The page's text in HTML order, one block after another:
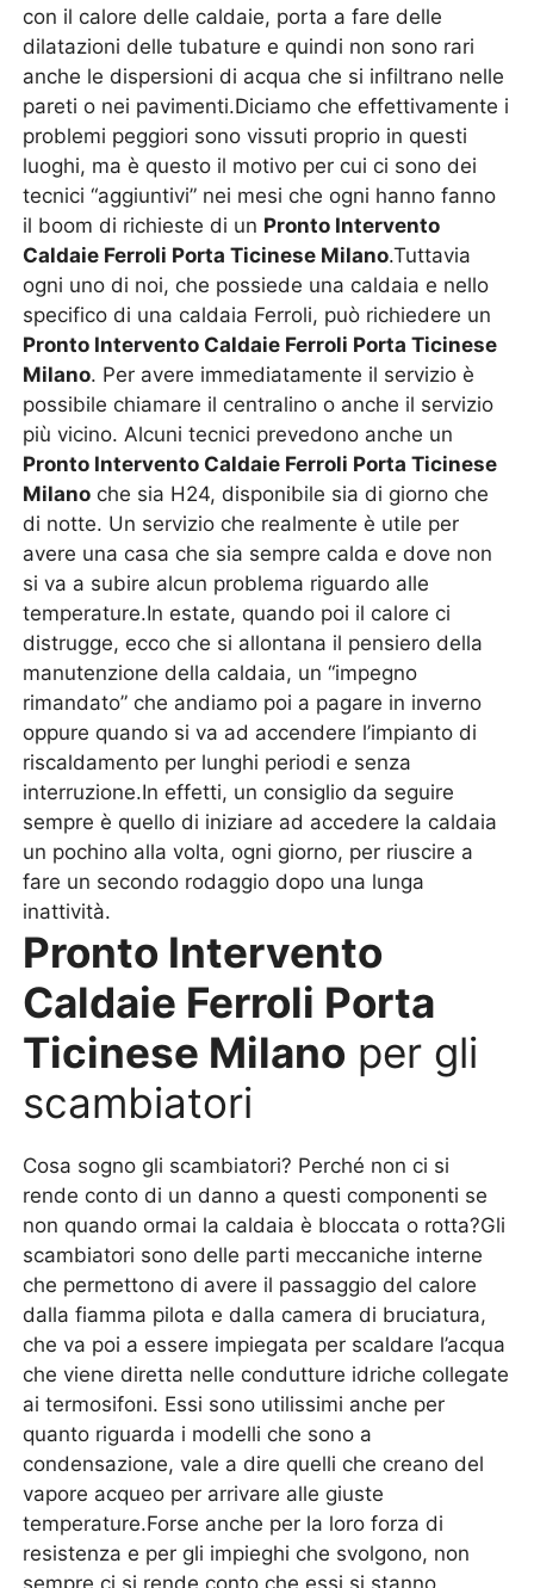
con il calore delle caldaie, porta a fare delle
dilatazioni delle tubature e quindi non sono rari
anche le dispersioni di acqua che si infiltrano nelle
pareti o nei pavimenti.Diciamo che effettivamente i
problemi peggiori sono vissuti proprio in questi
luoghi, ma è questo il motivo per cui ci sono dei
tecnici “aggiuntivi” nei mesi che ogni hanno fanno
il boom di richieste di un Pronto Intervento
Caldaie Ferroli Porta Ticinese Milano.Tuttavia
ogni uno di noi, che possiede una caldaia e nello
specifico di una caldaia Ferroli, può richiedere un
Pronto Intervento Caldaie Ferroli Porta Ticinese
Milano. Per avere immediatamente il servizio è
possibile chiamare il centralino o anche il servizio
più vicino. Alcuni tecnici prevedono anche un
Pronto Intervento Caldaie Ferroli Porta Ticinese
Milano che sia H24, disponibile sia di giorno che
di notte. Un servizio che realmente è utile per
avere una casa che sia sempre calda e dove non
si va a subire alcun problema riguardo alle
temperature.In estate, quando poi il calore ci
distrugge, ecco che si allontana il pensiero della
manutenzione della caldaia, un “impegno
rimandato” che andiamo poi a pagare in inverno
oppure quando si va ad accendere l’impianto di
riscaldamento per lunghi periodi e senza
interruzione.In effetti, un consiglio da seguire
sempre è quello di iniziare ad accedere la caldaia
un pochino alla volta, ogni giorno, per riuscire a
fare un secondo rodaggio dopo una lunga
inattività.
Pronto Intervento
Caldaie Ferroli Porta
Ticinese Milano per gli
scambiatori
Cosa sogno gli scambiatori? Perché non ci si
rende conto di un danno a questi componenti se
non quando ormai la caldaia è bloccata o rotta?Gli
scambiatori sono delle parti meccaniche interne
che permettono di avere il passaggio del calore
dalla fiamma pilota e dalla camera di bruciatura,
che va poi a essere impiegata per scaldare l’acqua
che viene diretta nelle condutture idriche collegate
ai termosifoni. Essi sono utilissimi anche per
quanto riguarda i modelli che sono a
condensazione, vale a dire quelli che creano del
vapore acqueo per arrivare alle giuste
temperature.Forse anche per la loro forza di
resistenza e per gli impieghi che svolgono, non
sempre ci si rende conto che essi si stanno